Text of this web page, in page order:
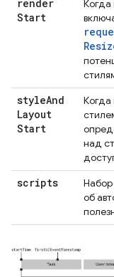
render
Start
Когда
styleAnd
Layout
Start
Когда
над
scripts
об